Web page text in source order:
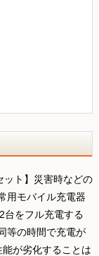
ット】災害時などの
用モバイル充電器
台をフル充電する
等の時間で充電が
が劣化することは